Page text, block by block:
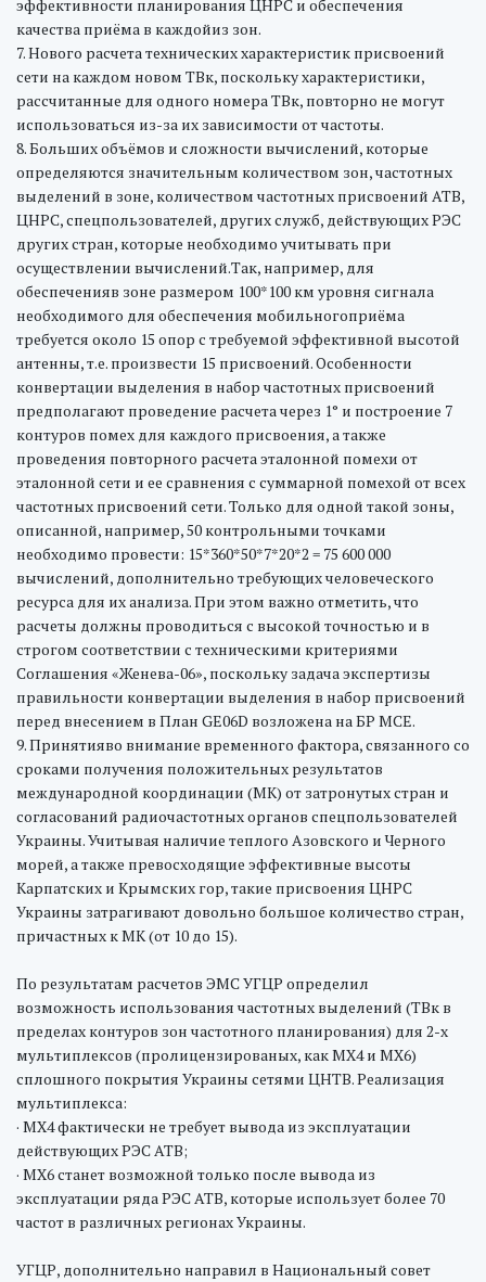
эффективности планирования ЦНРС и обеспечения
качества приёма в каждойиз зон.
7. Нового расчета технических характеристик присвоений
сети на каждом новом ТВк, поскольку характеристики,
рассчитанные для одного номера ТВк, повторно не могут
использоваться из-за их зависимости от частоты.
8. Больших объёмов и сложности вычислений, которые
определяются значительным количеством зон, частотных
выделений в зоне, количеством частотных присвоений АТВ,
ЦНРС, спецпользователей, других служб, действующих РЭС
других стран, которые необходимо учитывать при
осуществлении вычислений.Так, например, для
обеспеченияв зоне размером 100*100 км уровня сигнала
необходимого для обеспечения мобильногоприёма
требуется около 15 опор с требуемой эффективной высотой
антенны, т.е. произвести 15 присвоений. Особенности
конвертации выделения в набор частотных присвоений
предполагают проведение расчета через 1° и построение 7
контуров помех для каждого присвоения, а также
проведения повторного расчета эталонной помехи от
эталонной сети и ее сравнения с суммарной помехой от всех
частотных присвоений сети. Только для одной такой зоны,
описанной, например, 50 контрольными точками
необходимо провести: 15*360*50*7*20*2 = 75 600 000
вычислений, дополнительно требующих человеческого
ресурса для их анализа. При этом важно отметить, что
расчеты должны проводиться с высокой точностью и в
строгом соответствии с техническими критериями
Соглашения «Женева-06», поскольку задача экспертизы
правильности конвертации выделения в набор присвоений
перед внесением в План GЕ06D возложена на БР МСЕ.
9. Принятияво внимание временного фактора, связанного со
сроками получения положительных результатов
международной координации (МК) от затронутых стран и
согласований радиочастотных органов спецпользователей
Украины. Учитывая наличие теплого Азовского и Черного
морей, а также превосходящие эффективные высоты
Карпатских и Крымских гор, такие присвоения ЦНРС
Украины затрагивают довольно большое количество стран,
причастных к МК (от 10 до 15).
По результатам расчетов ЭМС УГЦР определил
возможность использования частотных выделений (ТВк в
пределах контуров зон частотного планирования) для 2-х
мультиплексов (пролицензированых, как МХ4 и МХ6)
сплошного покрытия Украины сетями ЦНТВ. Реализация
мультиплекса:
· МХ4 фактически не требует вывода из эксплуатации
действующих РЭС АТВ;
· МХ6 станет возможной только после вывода из
эксплуатации ряда РЭС АТВ, которые использует более 70
частот в различных регионах Украины.
УГЦР, дополнительно направил в Национальный совет